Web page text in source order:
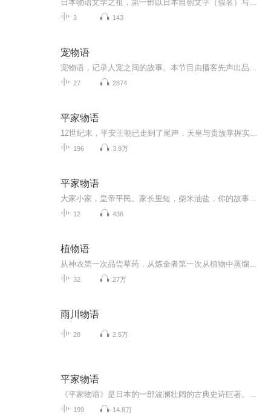
3 143
宠物语
27 2874
平家物语
196 3.9万
平家物语
12 436
植物语
32 27万
雨川物语
28 2.5万
平家物语
199 14.8万